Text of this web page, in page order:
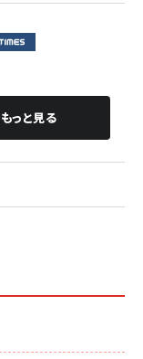
っと見る